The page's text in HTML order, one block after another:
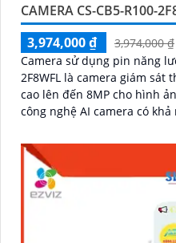
CAMERA CS-CB5-R100-
3,974,000 ₫
3,974,000 ₫
Camera sử dụng pin năng
2F8WFL là camera giám
cao lên đến 8MP cho hình
công nghệ AI camera có
bền bỉ chống nước IP65
kiện thời tiết. Camera An
khả năng còi hú, đèn chớp
chức năng AI deep